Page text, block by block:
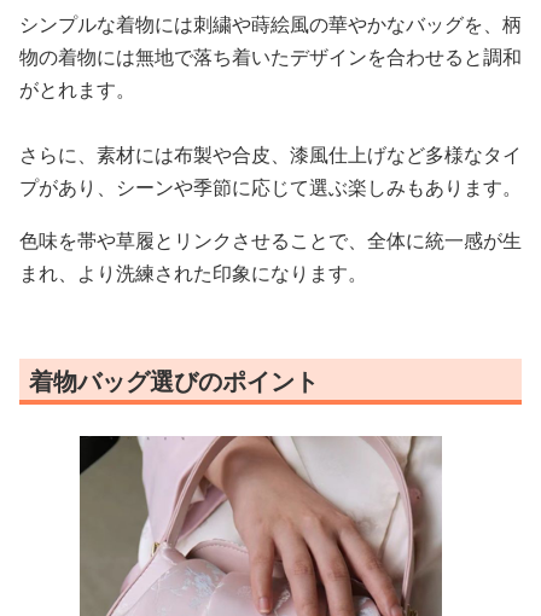
シンプルな着物には刺繍や蒔絵風の華やかなバッグを、柄
物の着物には無地で落ち着いたデザインを合わせると調和
がとれます。
さらに、素材には布製や合皮、漆風仕上げなど多様なタイ
プがあり、シーンや季節に応じて選ぶ楽しみもあります。
色味を帯や草履とリンクさせることで、全体に統一感が生
まれ、より洗練された印象になります。
着物バッグ選びのポイント